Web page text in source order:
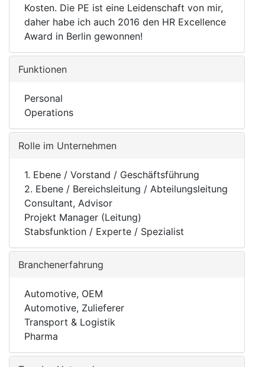
Kosten. Die PE ist eine Leidenschaft von mir,
daher habe ich auch 2016 den HR Excellence
Award in Berlin gewonnen!
Funktionen
Personal
Operations
Rolle im Unternehmen
1. Ebene / Vorstand / Geschäftsführung
2. Ebene / Bereichsleitung / Abteilungsleitung
Consultant, Advisor
Projekt Manager (Leitung)
Stabsfunktion / Experte / Spezialist
Branchenerfahrung
Automotive, OEM
Automotive, Zulieferer
Transport & Logistik
Pharma